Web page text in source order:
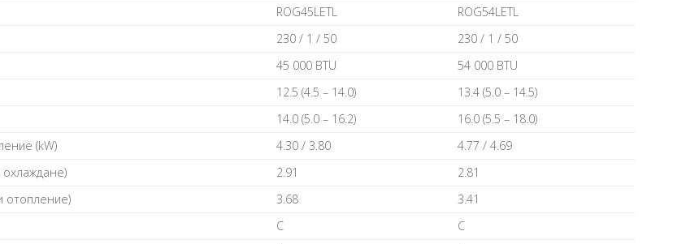
RОG45LЕТL
RОG54LЕТL
230 / 1 / 50
230 / 1 / 50
45 000 ВТU
54 000 ВТU
12.5 (4.5 – 14.0)
13.4 (5.0 – 14.5)
14.0 (5.0 – 16.2)
16.0 (5.5 – 18.0)
(kW)
4.30 / 3.80
4.77 / 4.69
oxлaждaнe)
2.91
2.81
oтoплeниe)
3.68
3.41
С
С